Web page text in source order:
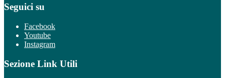
Seguici su
Facebook
Youtube
Instagram
Sezione Link Utili